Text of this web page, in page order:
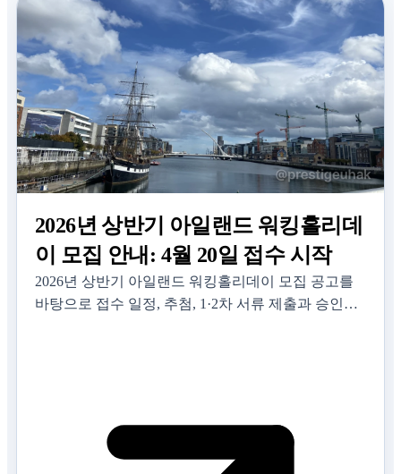
2026년 상반기 아일랜드 워킹홀리데
이 모집 안내: 4월 20일 접수 시작
2026년 상반기 아일랜드 워킹홀리데이 모집 공고를
바탕으로 접수 일정, 추첨, 1·2차 서류 제출과 승인서